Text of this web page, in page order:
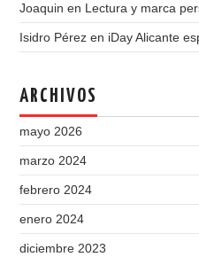
Joaquin en Lectura y marca
Isidro Pérez en iDay Alicante
ARCHIVOS
mayo 2026
marzo 2024
febrero 2024
enero 2024
diciembre 2023